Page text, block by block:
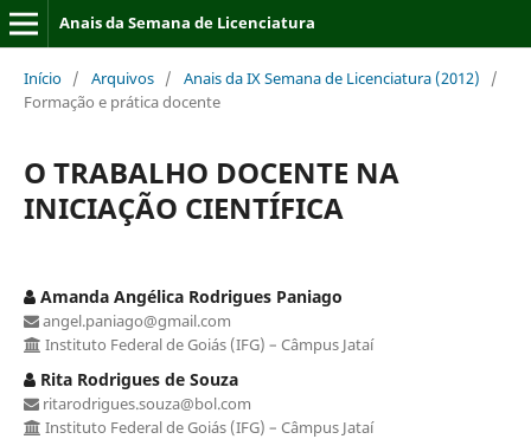
Anais da Semana de Licenciatura
Início / Arquivos / Anais da IX Semana de Licenciatura (2012)
/
Formação e prática docente
O TRABALHO DOCENTE NA
INICIAÇÃO CIENTÍFICA
Amanda Angélica Rodrigues Paniago
angel.paniago@gmail.com
Instituto Federal de Goiás (IFG) – Câmpus Jataí
Rita Rodrigues de Souza
ritarodrigues.souza@bol.com
Instituto Federal de Goiás (IFG) – Câmpus Jataí